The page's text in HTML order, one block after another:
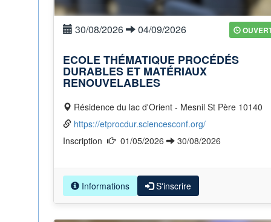
30/08/2026 04/09/2026
ECOLE THÉMATIQUE PROCÉDÉS
DURABLES ET MATÉRIAUX
RENOUVELABLES
Résidence du lac d'Orient - Mesnil St Père 10140
https://etprocdur.sciencesconf.org/
01/05/2026 30/08/2026
Informations S'inscrire